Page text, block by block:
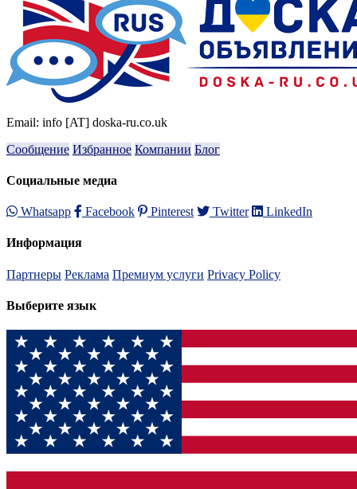
Email: info [AT] doska-ru.co.uk
Сообщение Избранное Компании Блог
Социальные медиа
Whatsapp Facebook Pinterest Twitter LinkedIn
Информация
Партнеры Реклама Премиум услуги Privacy Policy
Выберите язык